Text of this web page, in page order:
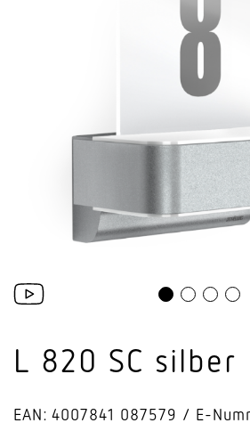
L 820 SC silber
EAN: 4007841 087579 E-